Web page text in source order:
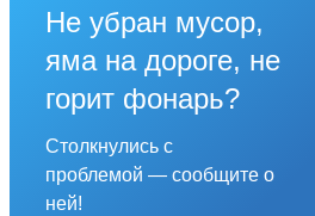
Не убран мусор,
яма на дороге, не
горит фонарь?
Столкнулись с
проблемой — сообщите о
ней!